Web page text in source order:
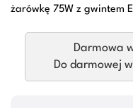
żarówkę 75W z gwintem
Darmowa
Do darmowej